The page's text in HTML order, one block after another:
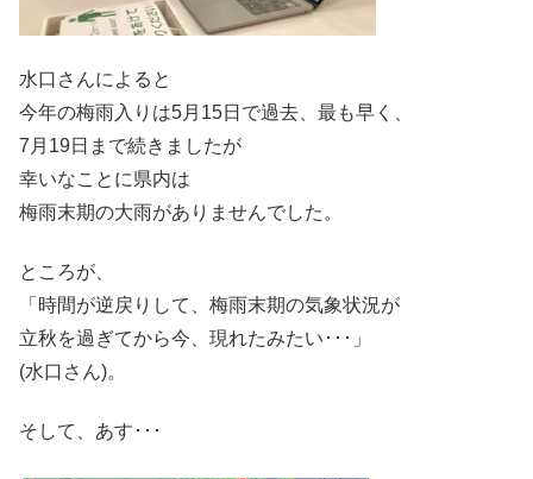
水口さんによると
今年の梅雨入りは5月15日で過去、最も早く、
7月19日まで続きましたが
幸いなことに県内は
梅雨末期の大雨がありませんでした。
ところが、
「時間が逆戻りして、梅雨末期の気象状況が
立秋を過ぎてから今、現れたみたい･･･」
(水口さん)。
そして、あす･･･